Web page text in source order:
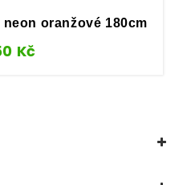
oranžové 180cm
Kč